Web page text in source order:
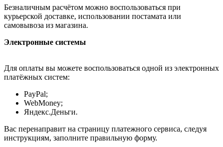
Безналичным расчётом можно воспользоваться при
курьерской доставке, использовании постамата или
самовывоза из магазина.
Электронные системы
Для оплаты вы можете воспользоваться одной из электронных
платёжных систем:
PayPal;
WebMoney;
Яндекс.Деньги.
Вас перенаправит на страницу платежного сервиса, следуя
инструкциям, заполните правильную форму.